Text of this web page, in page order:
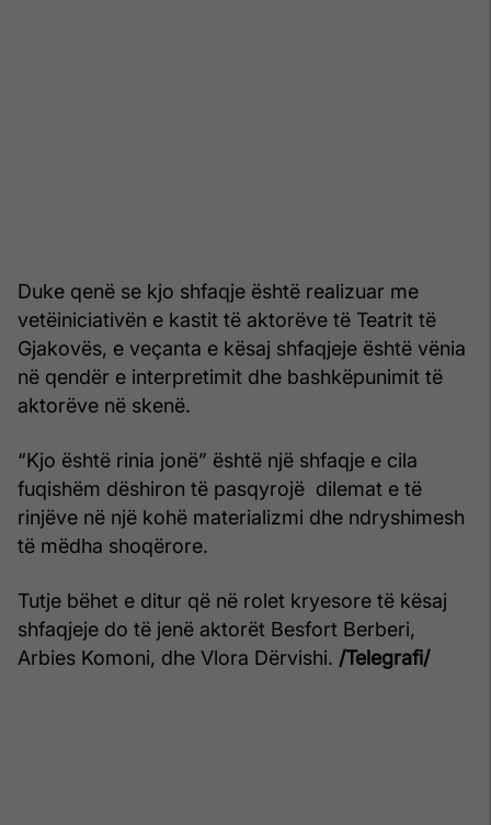
Duke qenë se kjo shfaqje është realizuar me
vetëiniciativën e kastit të aktorëve të Teatrit të
Gjakovës, e veçanta e kësaj shfaqjeje është vënia
në qendër e interpretimit dhe bashkëpunimit të
aktorëve në skenë.
“Kjo është rinia jonë” është një shfaqje e cila
fuqishëm dëshiron të pasqyrojë dilemat e të
rinjëve në një kohë materializmi dhe ndryshimesh
të mëdha shoqërore.
Tutje bëhet e ditur që në rolet kryesore të kësaj
shfaqjeje do të jenë aktorët Besfort Berberi,
Arbies Komoni, dhe Vlora Dërvishi. /Telegrafi/